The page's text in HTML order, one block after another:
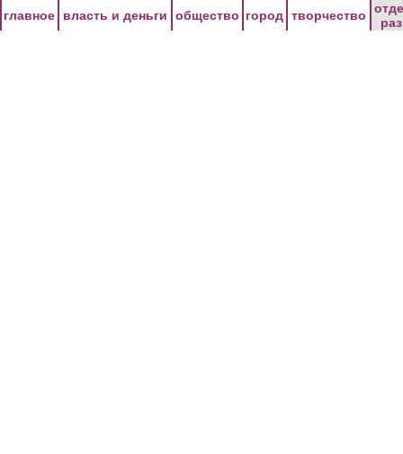
главное власть и деньги общество город творчество